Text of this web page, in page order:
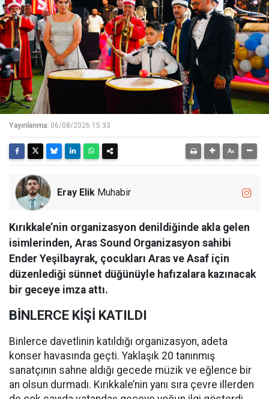
Yayınlanma: 06/08/2026 15:33
Eray Elik Muhabir
Kırıkkale’nin organizasyon denildiğinde akla gelen
isimlerinden, Aras Sound Organizasyon sahibi
Ender Yeşilbayrak, çocukları Aras ve Asaf için
düzenlediği sünnet düğünüyle hafızalara kazınacak
bir geceye imza attı.
BİNLERCE KİŞİ KATILDI
Binlerce davetlinin katıldığı organizasyon, adeta
konser havasında geçti. Yaklaşık 20 tanınmış
sanatçının sahne aldığı gecede müzik ve eğlence bir
an olsun durmadı. Kırıkkale’nin yanı sıra çevre illerden